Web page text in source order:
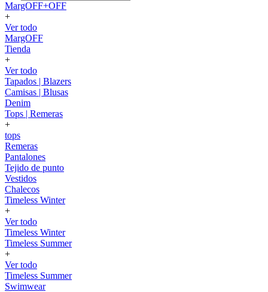
MargOFF+OFF
+
Ver todo
MargOFF
Tienda
+
Ver todo
Tapados | Blazers
Camisas | Blusas
Denim
Tops | Remeras
+
tops
Remeras
Pantalones
Tejido de punto
Vestidos
Chalecos
Timeless Winter
+
Ver todo
Timeless Winter
Timeless Summer
+
Ver todo
Timeless Summer
Swimwear